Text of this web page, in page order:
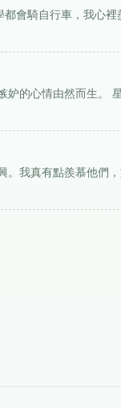
會騎自行車，我心
妒的心情由然而生。
。我真有點羨慕他們